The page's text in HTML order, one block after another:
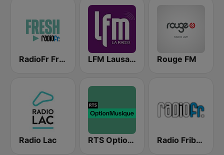
RadioFr Fresh LFM Lausanne FM Rouge FM
Radio Lac RTS Option Musique Radio Fribourg